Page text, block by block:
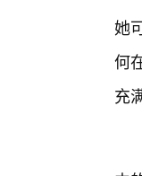
她
何
充